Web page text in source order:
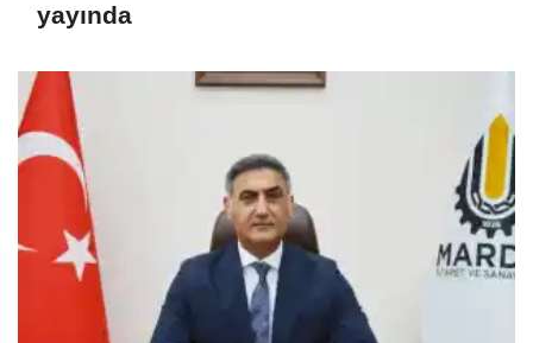
yayında